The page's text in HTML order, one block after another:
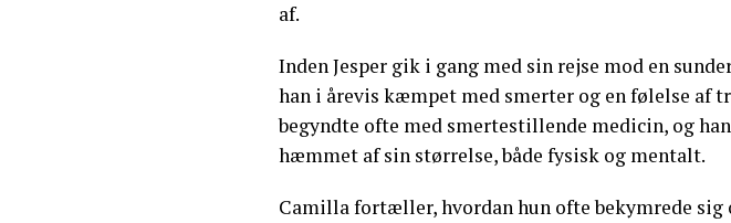
af.
Inden Jesper gik i gang med sin rejse mod en
han i årevis kæmpet med smerter og en følelse af
begyndte ofte med smertestillende medicin, og
hæmmet af sin størrelse, både fysisk og mentalt.
Camilla fortæller, hvordan hun ofte bekymrede sig